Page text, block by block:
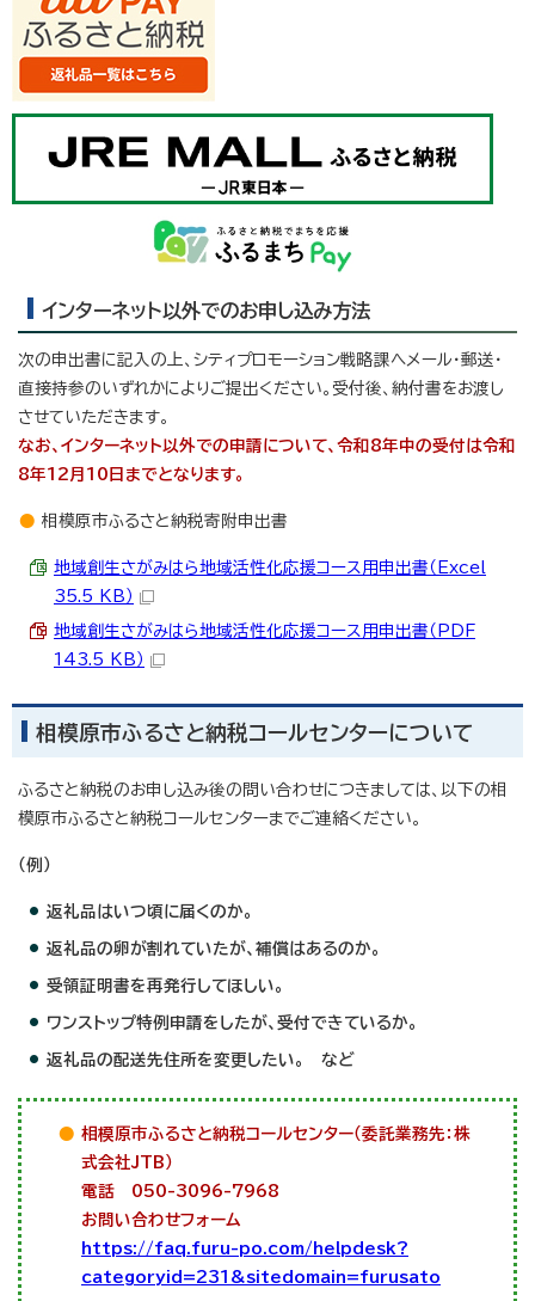
インターネット以外でのお申し込み方法
次の申出書に記入の上、シティプロモーション戦略課へメール・郵送・
直接持参のいずれかによりご提出ください。受付後、納付書をお渡し
させていただきます。
なお、インターネット以外での申請について、令和8年中の受付は令和
8年12月10日までとなります。
相模原市ふるさと納税寄附申出書
地域創生さがみはら地域活性化応援コース用申出書（Excel
35.5 KB）
地域創生さがみはら地域活性化応援コース用申出書（PDF
143.5 KB）
相模原市ふるさと納税コールセンターについて
ふるさと納税のお申し込み後の問い合わせにつきましては、以下の相
模原市ふるさと納税コールセンターまでご連絡ください。
（例）
返礼品はいつ頃に届くのか。
返礼品の卵が割れていたが、補償はあるのか。
受領証明書を再発行してほしい。
ワンストップ特例申請をしたが、受付できているか。
返礼品の配送先住所を変更したい。 など
相模原市ふるさと納税コールセンター（委託業務先：株
式会社JTB）
電話 050-3096-7968
お問い合わせフォーム
https://faq.furu-po.com/helpdesk?
categoryid=231&sitedomain=furusato